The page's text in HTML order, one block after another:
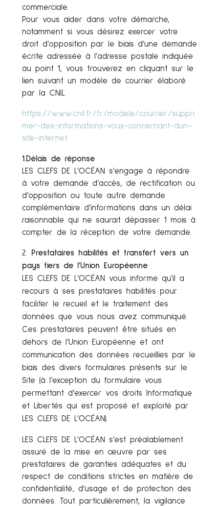
commerciale.
Pour vous aider dans votre démarche,
notamment si vous désirez exercer votre
droit d’opposition par le biais d’une demande
écrite adressée à l’adresse postale indiquée
au point 1, vous trouverez en cliquant sur le
lien suivant un modèle de courrier élaboré
par la CNIL.
https://www.cnil.fr/fr/modele/courrier/suppri
mer-des-informations-vous-concernant-dun-
site-internet
1.Délais de réponse
LES CLEFS DE L’OCÉAN s’engage à répondre
à votre demande d’accès, de rectification ou
d’opposition ou toute autre demande
complémentaire d’informations dans un délai
raisonnable qui ne saurait dépasser 1 mois à
compter de la réception de votre demande.
Prestataires habilités et transfert vers un
pays tiers de l’Union Européenne
LES CLEFS DE L’OCÉAN vous informe qu’il a
recours à ses prestataires habilités pour
faciliter le recueil et le traitement des
données que vous nous avez communiqué.
Ces prestataires peuvent être situés en
dehors de l’Union Européenne et ont
communication des données recueillies par le
biais des divers formulaires présents sur le
Site (à l’exception du formulaire vous
permettant d’exercer vos droits Informatique
et Libertés qui est proposé et exploité par
LES CLEFS DE L’OCÉAN).
LES CLEFS DE L’OCÉAN s’est préalablement
assuré de la mise en œuvre par ses
prestataires de garanties adéquates et du
respect de conditions strictes en matière de
confidentialité, d’usage et de protection des
données. Tout particulièrement, la vigilance